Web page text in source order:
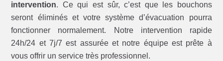
intervention. Ce qui est sûr, c’est que les bouchons
seront éliminés et votre système d’évacuation pourra
fonctionner normalement. Notre intervention rapide
24h/24 et 7j/7 est assurée et notre équipe est prête à
vous offrir un service très professionnel.